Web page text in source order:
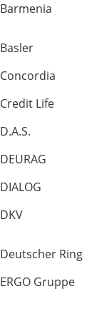
Barmenia
Basler
Concordia
Credit Life
D.A.S.
DEURAG
DIALOG
DKV
Deutscher Ring
ERGO Gruppe